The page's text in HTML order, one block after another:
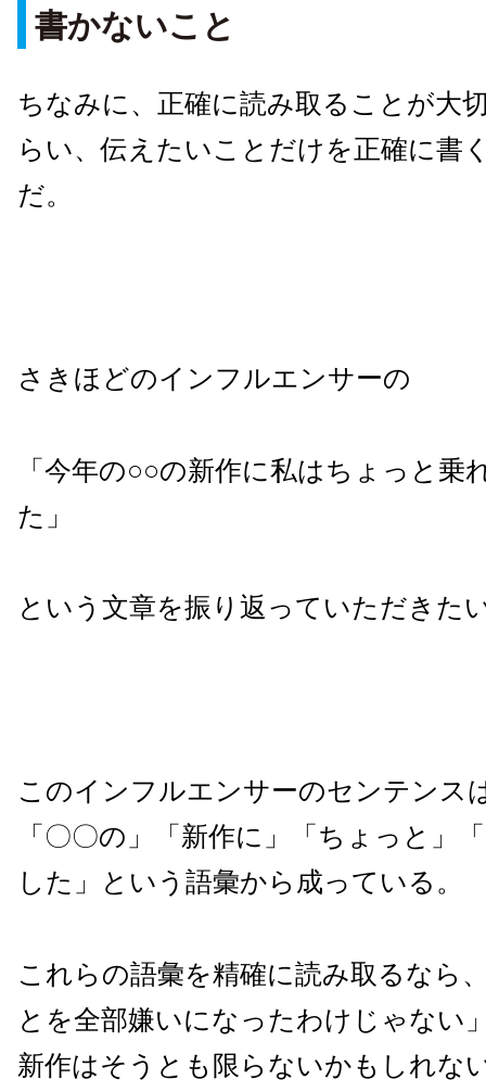
書かないこと
ちなみに、正確に読み取ることが大
らい、伝えたいことだけを正確に書
だ。
さきほどのインフルエンサーの
「今年の○○の新作に私はちょっと乗
た」
という文章を振り返っていただきた
このインフルエンサーのセンテンス
「〇〇の」「新作に」「ちょっと」
した」という語彙から成っている。
これらの語彙を精確に読み取るなら
とを全部嫌いになったわけじゃない
新作はそうとも限らないかもしれな